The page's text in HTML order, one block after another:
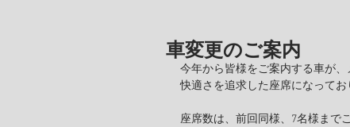
車変更のご案内
今年から皆様をご案内する車が、
快適さを追求した座席になってお
座席数は、前回同様、7名様まで